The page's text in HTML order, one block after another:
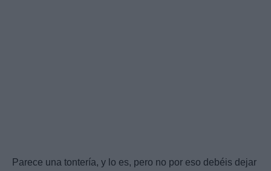
Parece una tontería, y lo es, pero no por eso debéis dejar